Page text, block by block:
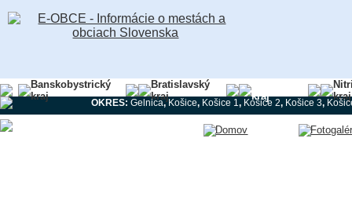
Banskobystrický
kraj
Bratislavský
kraj
kraj
kraj
OKRES:Gelnica,Košice, Košice 1, Košice 2, Košice 3,